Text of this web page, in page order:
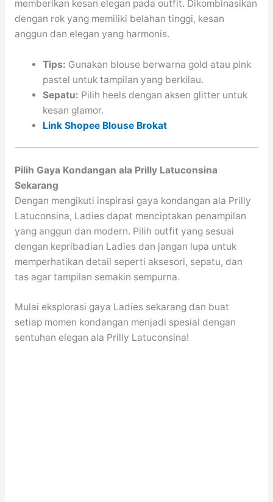
memberikan kesan elegan pada outfit. Dikombinasikan
dengan rok yang memiliki belahan tinggi, kesan
anggun dan elegan yang harmonis.
Tips: Gunakan blouse berwarna gold atau pink
pastel untuk tampilan yang berkilau.
Sepatu: Pilih heels dengan aksen glitter untuk
kesan glamor.
Link Shopee Blouse Brokat
Pilih Gaya Kondangan ala Prilly Latuconsina
Sekarang
Dengan mengikuti inspirasi gaya kondangan ala Prilly
Latuconsina, Ladies dapat menciptakan penampilan
yang anggun dan modern. Pilih outfit yang sesuai
dengan kepribadian Ladies dan jangan lupa untuk
memperhatikan detail seperti aksesori, sepatu, dan
tas agar tampilan semakin sempurna.
Mulai eksplorasi gaya Ladies sekarang dan buat
setiap momen kondangan menjadi spesial dengan
sentuhan elegan ala Prilly Latuconsina!